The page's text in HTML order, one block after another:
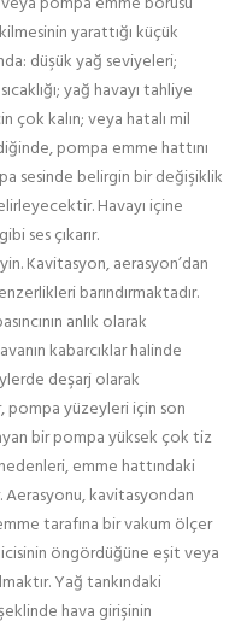
yarattığı küçük
düşük yağ seviyeleri;
yağ havayı tahliye
çok kalın; veya hatalı mil
pompa emme hattını
sesinde belirgin bir değişiklik
Havayı içine
ses çıkarır.
Kavitasyon, aerasyon’dan
barındırmaktadır.
anlık olarak
kabarcıklar halinde
deşarj olarak
pompa yüzeyleri için son
bir pompa yüksek çok tiz
emme hattındaki
Aerasyonu, kavitasyondan
tarafına bir vakum ölçer
öngördüğüne eşit veya
Yağ tankındaki
hava girişinin